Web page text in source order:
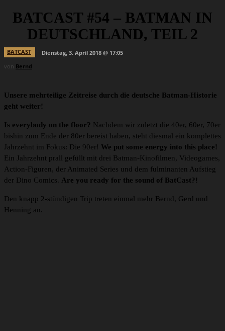
BATCAST #54 – BATMAN IN
DEUTSCHLAND, TEIL 2
BATCAST
Dienstag, 3. April 2018 @ 17:05
von Bernd
Unsere mehrteilige Zeitreise durch die deutsche Batman-Historie
geht weiter!
Is everybody on the floor? Nachdem wir zuletzt die 40er, 60er, 70er
bishin zum Ende der 80er bereist haben, steht diesmal ein komplettes
Jahrzehnt im Fokus: Die 90er! We put some energy into this place!
Ein Jahrzehnt prall gefüllt mit drei Batman-Kinofilmen, Videogames,
Action-Figuren, der Animated Series und dem fulminanten Aufstieg
der Dino Comics. Are you ready for the sound of BatCast?!
Den knapp 2-stündigen Trip treten einmal mehr Bernd, Gerd und
Henning an.